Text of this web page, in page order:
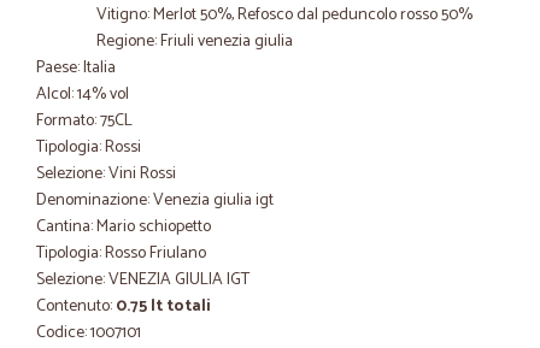
Vitigno: Merlot 50%, Refosco dal peduncolo rosso 50%
Regione: Friuli venezia giulia
Paese: Italia
Alcol: 14% vol
Formato: 75CL
Tipologia: Rossi
Selezione: Vini Rossi
Denominazione: Venezia giulia igt
Cantina: Mario schiopetto
Tipologia: Rosso Friulano
Selezione: VENEZIA GIULIA IGT
Contenuto:0.75 lt totali
Codice: 1007101